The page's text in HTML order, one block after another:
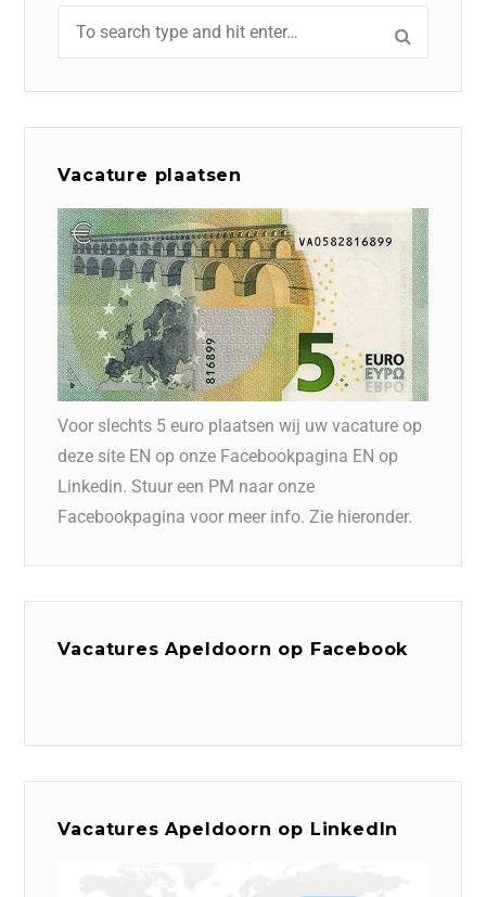
Vacature plaatsen
Voor slechts 5 euro plaatsen wij uw vacature op
deze site EN op onze Facebookpagina EN op
Linkedin. Stuur een PM naar onze
Facebookpagina voor meer info. Zie hieronder.
Vacatures Apeldoorn op Facebook
Vacatures Apeldoorn op LinkedIn